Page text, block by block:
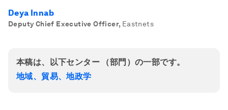
Deya Innab
Deputy Chief Executive Officer, Eastnets
本稿は、以下センター （部門）の一部です。
地域、貿易、地政学